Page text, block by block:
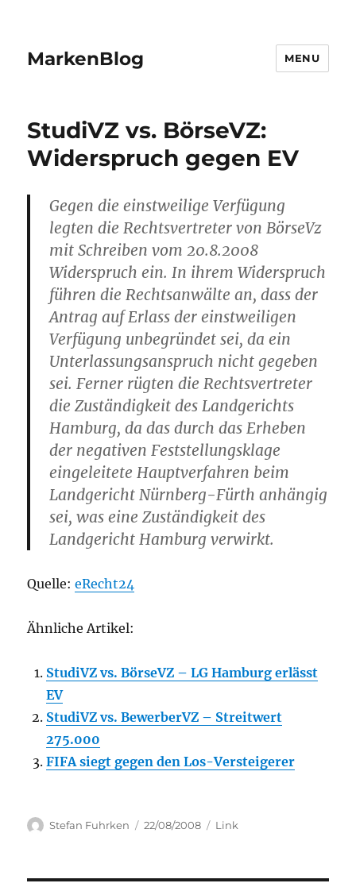
MarkenBlog MENU
StudiVZ vs. BörseVZ:
Widerspruch gegen EV
Gegen die einstweilige Verfügung
legten die Rechtsvertreter von BörseVz
mit Schreiben vom 20.8.2008
Widerspruch ein. In ihrem Widerspruch
führen die Rechtsanwälte an, dass der
Antrag auf Erlass der einstweiligen
Verfügung unbegründet sei, da ein
Unterlassungsanspruch nicht gegeben
sei. Ferner rügten die Rechtsvertreter
die Zuständigkeit des Landgerichts
Hamburg, da das durch das Erheben
der negativen Feststellungsklage
eingeleitete Hauptverfahren beim
Landgericht Nürnberg-Fürth anhängig
sei, was eine Zuständigkeit des
Landgericht Hamburg verwirkt.
Quelle:eRecht24
Ähnliche Artikel:
StudiVZ vs. BörseVZ – LG Hamburg erlässt
EV
StudiVZ vs. BewerberVZ – Streitwert
275.000
FIFA siegt gegen den Los-Versteigerer
Author
Stefan Fuhrken
Posted
22/08/2008 Categories
Link